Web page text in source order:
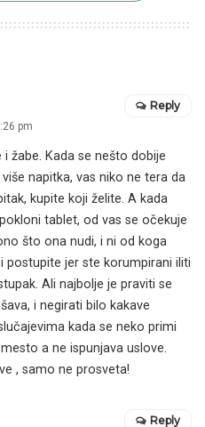
pm
i žabe. Kada se nešto dobije
napitka, vas niko ne tera da
kupite koji želite. A kada
tablet, od vas se očekuje
što ona nudi, i ni od koga
postupite jer ste korumpirani iliti
Ali najbolje je praviti se
i negirati bilo kakave
kada se neko primi
a ne ispunjava uslove.
, samo ne prosveta!
Reply
Reply